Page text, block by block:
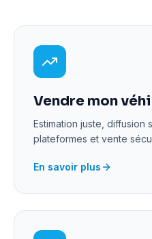
Vendre mon
Estimation juste, diffusion
plateformes et vente
En savoir plus